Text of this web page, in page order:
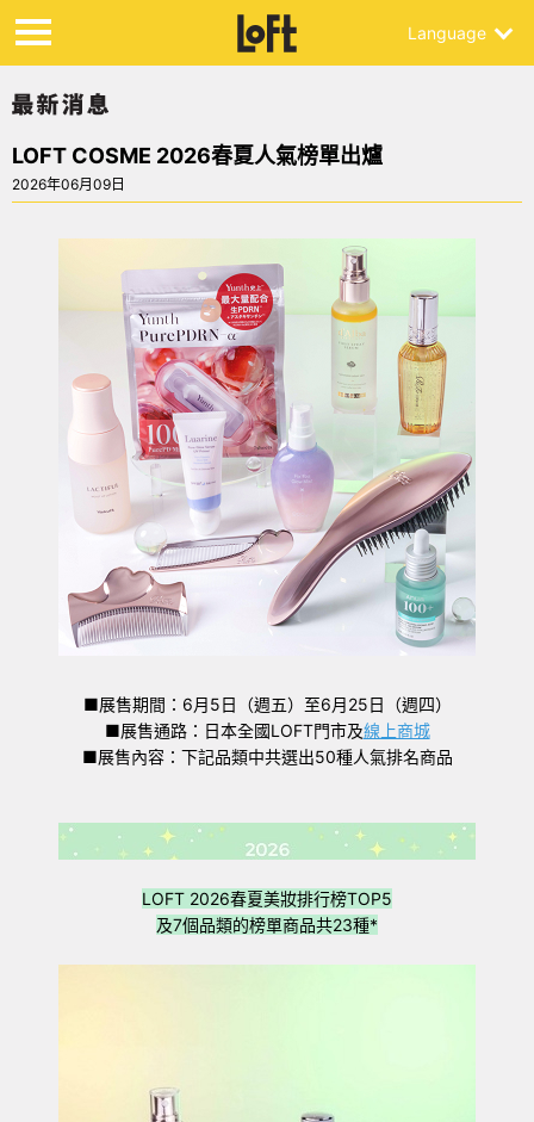
Language
LOFT COSME 2026春夏人氣榜單出爐
2026年06月09日
■展售期間：6月5日（週五）至6月25日（週四）
■展售通路：日本全國LOFT門市及線上商城
■展售內容：下記品類中共選出50種人氣排名商品
LOFT 2026春夏美妝排行榜TOP5
及7個品類的榜單商品共23種*